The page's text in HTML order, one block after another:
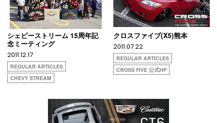
シェビーストリーム 15周年記
念ミーティング
2011.12.17
REGULAR ARTICLES
CHEVY STREAM
クロスファイブ(X5)熊本
2011.07.22
REGULAR ARTICLES
CROSS FIVE 公式HP